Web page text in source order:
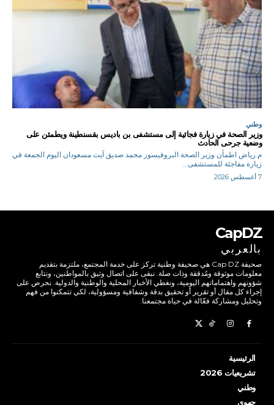
وطني
وزير الصحة في زيارة فجائية إلى مستشفى بن باديس بقسنطينة ويطمئن على
وضعية جرحى الحادث
م.رياض اطمأن وزير الصحة البروفيسور محمد صديق آيت مسعودان اليوم الجمعة في
زيارة مفاجئة للمستشفى...
7 أغسطس 2026
CapDZ
بالعربي
صحيفة Cap DZ هي صحيفة وطنية تركز على خدمة المجتمع، ملتزمة بتقديم
معلومات موثوقة ومُدققة وذات صلة. نبقى على اتصال وثيق بالمواطنين، ونتابع
شؤونهم واهتماماتهم اليومية، ونغطي الأخبار المحلية والوطنية والدولية. نحرص على
إجراء كل مقال أو تقرير أو تحقيق بدقة وشفافية ومسؤولية، لكي تتمكنوا من فهم
وتحليل ومشاركة فعّالة في حياة مجتمعنا.
الرئيسية
تشريعيات 2026
وطني
جهوي